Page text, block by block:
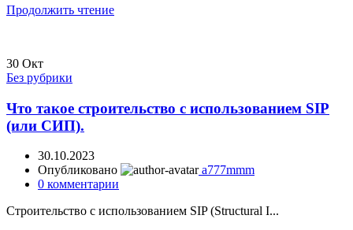
Продолжить чтение
30 Окт
Без рубрики
Что такое строительство с использованием SIP
(или СИП).
30.10.2023
Опубликовано
a777mmm
0 комментарии
Строительство с использованием SIP (Structural I...